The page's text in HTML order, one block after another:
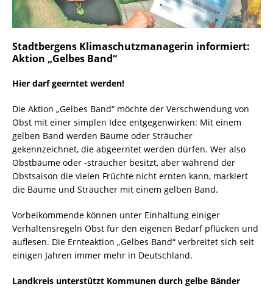
Stadtbergens Klimaschutzmanagerin informiert:
Aktion „Gelbes Band“
Hier darf geerntet werden!
Die Aktion „Gelbes Band“ möchte der Verschwendung von
Obst mit einer simplen Idee entgegenwirken: Mit einem
gelben Band werden Bäume oder Sträucher
gekennzeichnet, die abgeerntet werden dürfen. Wer also
Obstbäume oder -sträucher besitzt, aber während der
Obstsaison die vielen Früchte nicht ernten kann, markiert
die Bäume und Sträucher mit einem gelben Band.
Vorbeikommende können unter Einhaltung einiger
Verhaltensregeln Obst für den eigenen Bedarf pflücken und
auflesen. Die Ernteaktion „Gelbes Band“ verbreitet sich seit
einigen Jahren immer mehr in Deutschland.
Landkreis unterstützt Kommunen durch gelbe Bänder